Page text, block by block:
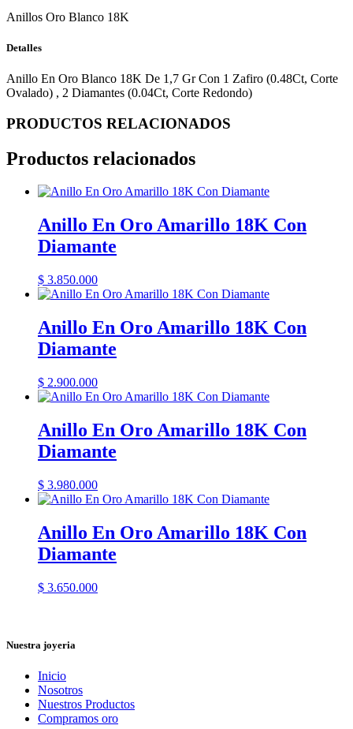
Anillos Oro Blanco 18K
Detalles
Anillo En Oro Blanco 18K De 1,7 Gr Con 1 Zafiro (0.48Ct, Corte
Ovalado) , 2 Diamantes (0.04Ct, Corte Redondo)
PRODUCTOS RELACIONADOS
Productos relacionados
Anillo En Oro Amarillo 18K Con
Diamante
$ 3.850.000
Anillo En Oro Amarillo 18K Con
Diamante
$ 2.900.000
Anillo En Oro Amarillo 18K Con
Diamante
$ 3.980.000
Anillo En Oro Amarillo 18K Con
Diamante
$ 3.650.000
Nuestra joyeria
Inicio
Nosotros
Nuestros Productos
Compramos oro